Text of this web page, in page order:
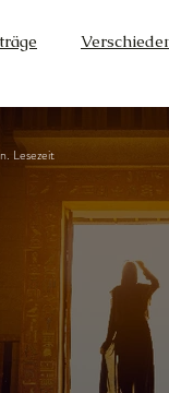
Wut
Fragen von Live-
Lesezeit